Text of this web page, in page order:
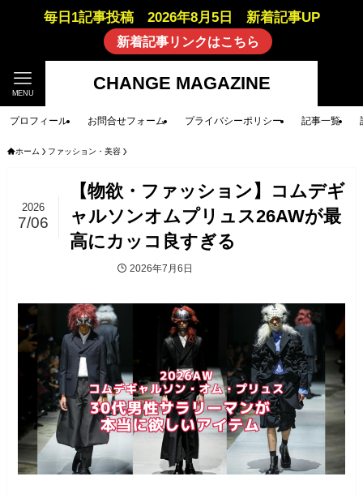
毎日1記事投稿 2026年8月5日 新着記事UP
新着記事リンクはこちら
CHANGE MAGAZINE
MENU
プロフィール お問合せフォーム プライバシーポリシー 記事一覧
ホーム ファッション・美容
【物欲・ファッション】コムデギ
ャルソンオムプリュス26AWが最
高にカッコ良すぎる
2026
7/06
2026年7月6日